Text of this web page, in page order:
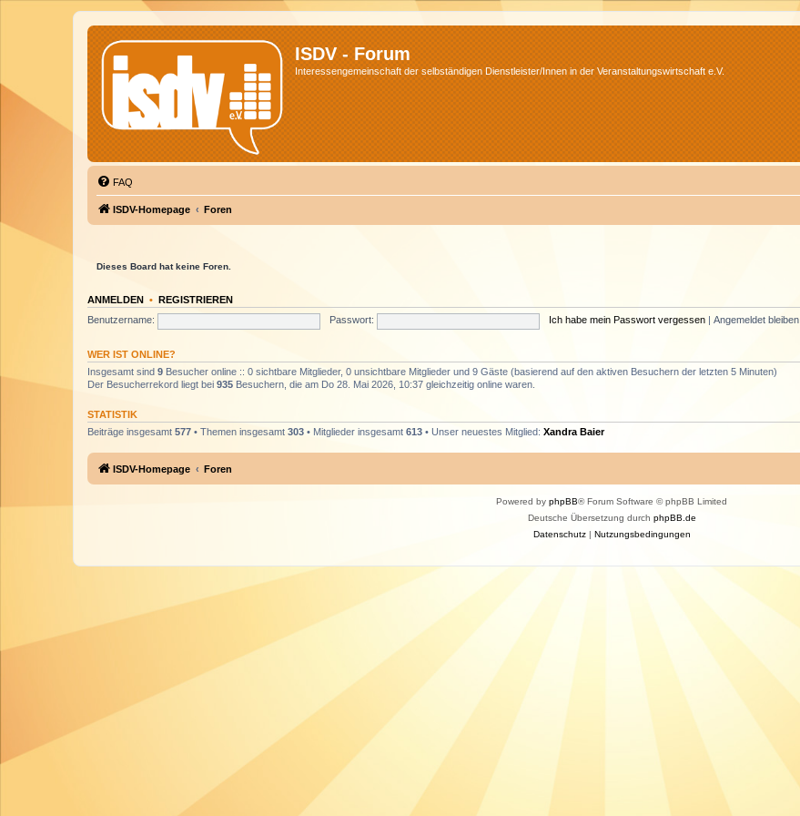
ISDV - Forum
Interessengemeinschaft der selbständigen Dienstleister/Innen in der Veranstaltungswirtschaft e.V.
FAQ
ISDV-Homepage Foren
Dieses Board hat keine Foren.
ANMELDEN • REGISTRIEREN
Benutzername:
Passwort: Ich habe mein Passwort vergessen Angemeldet bleiben
WER IST ONLINE?
Insgesamt sind 9 Besucher online :: 0 sichtbare Mitglieder, 0 unsichtbare Mitglieder und 9 Gäste (basierend auf den aktiven Besuchern der letzten 5 Minuten)
Der Besucherrekord liegt bei 935 Besuchern, die am Do 28. Mai 2026, 10:37 gleichzeitig online waren.
STATISTIK
Beiträge insgesamt 577 • Themen insgesamt 303 • Mitglieder insgesamt 613 • Unser neuestes Mitglied: Xandra Baier
ISDV-Homepage Foren
Powered by phpBB® Forum Software © phpBB Limited
Deutsche Übersetzung durch phpBB.de
Datenschutz| Nutzungsbedingungen